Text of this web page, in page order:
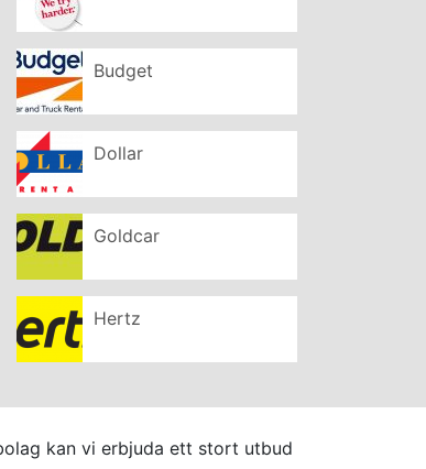
Budget
Dollar
Goldcar
Hertz
kan vi erbjuda ett stort utbud